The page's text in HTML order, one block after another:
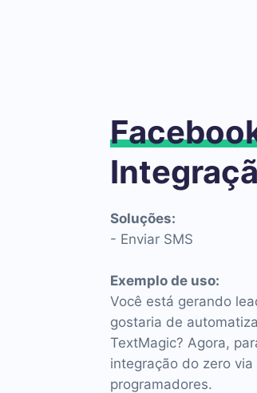
Soluções:
- Enviar SMS
Exemplo de uso:
Você está gerando
gostaria de
TextMagic? Agora,
integração do zero
programadores.